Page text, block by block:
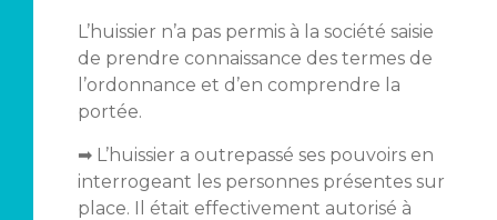
L’huissier n’a pas permis à la société saisie
de prendre connaissance des termes de
l’ordonnance et d’en comprendre la
portée.
➡ L’huissier a outrepassé ses pouvoirs en
interrogeant les personnes présentes sur
place. Il était effectivement autorisé à